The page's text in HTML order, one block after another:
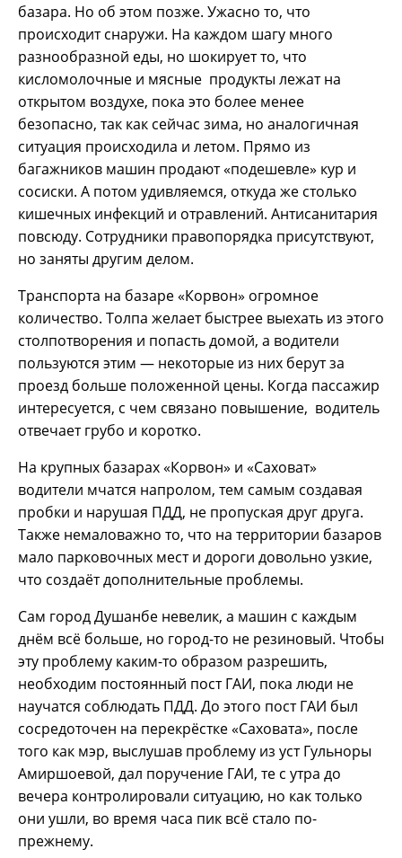
базара. Но об этом позже. Ужасно то, что
происходит снаружи. На каждом шагу много
разнообразной еды, но шокирует то, что
кисломолочные и мясные продукты лежат на
открытом воздухе, пока это более менее
безопасно, так как сейчас зима, но аналогичная
ситуация происходила и летом. Прямо из
багажников машин продают «подешевле» кур и
сосиски. А потом удивляемся, откуда же столько
кишечных инфекций и отравлений. Антисанитария
повсюду. Сотрудники правопорядка присутствуют,
но заняты другим делом.
Транспорта на базаре «Корвон» огромное
количество. Толпа желает быстрее выехать из этого
столпотворения и попасть домой, а водители
пользуются этим — некоторые из них берут за
проезд больше положенной цены. Когда пассажир
интересуется, с чем связано повышение, водитель
отвечает грубо и коротко.
На крупных базарах «Корвон» и «Саховат»
водители мчатся напролом, тем самым создавая
пробки и нарушая ПДД, не пропуская друг друга.
Также немаловажно то, что на территории базаров
мало парковочных мест и дороги довольно узкие,
что создаёт дополнительные проблемы.
Сам город Душанбе невелик, а машин с каждым
днём всё больше, но город-то не резиновый. Чтобы
эту проблему каким-то образом разрешить,
необходим постоянный пост ГАИ, пока люди не
научатся соблюдать ПДД. До этого пост ГАИ был
сосредоточен на перекрёстке «Саховата», после
того как мэр, выслушав проблему из уст Гульноры
Амиршоевой, дал поручение ГАИ, те с утра до
вечера контролировали ситуацию, но как только
они ушли, во время часа пик всё стало по-
прежнему.